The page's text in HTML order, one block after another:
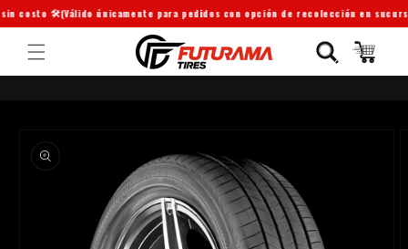
Ir
directamente
al contenido
Carrito
costo 🛠️(Válido únicamente para pedidos con opción de recolección en
a la
información